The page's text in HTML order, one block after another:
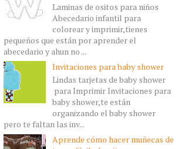
Laminas de ositos para niños
Abecedario infantil para
colorear y imprimir,tienes
pequeños que están por aprender el
abecedario y ahun no ...
Invitaciones para baby shower
Lindas tarjetas de baby shower
para Imprimir Invitaciones para
baby shower,te están
organizando el baby shower
pero te faltan las inv...
Aprende cómo hacer muñecas de